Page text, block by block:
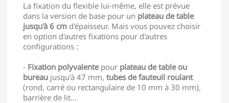
La fixation du flexible lui-même, elle est prévue
dans la version de base pour un plateau de table
jusqu'à 6 cm d'épaisseur. Mais vous pouvez choisir
en option d'autres fixations pour d'autres
configurations :
- Fixation polyvalente pour plateau de table ou
bureau jusqu'à 47 mm, tubes de fauteuil roulant
(rond, carré ou rectangulaire de 10 mm à 30 mm),
barrière de lit...